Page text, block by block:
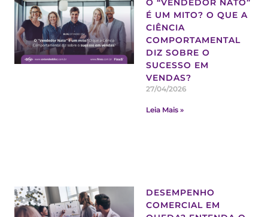
O “VENDEDOR NATO”
É UM MITO? O QUE A
CIÊNCIA
COMPORTAMENTAL
DIZ SOBRE O
SUCESSO EM
VENDAS?
27/04/2026
Leia Mais »
DESEMPENHO
COMERCIAL EM